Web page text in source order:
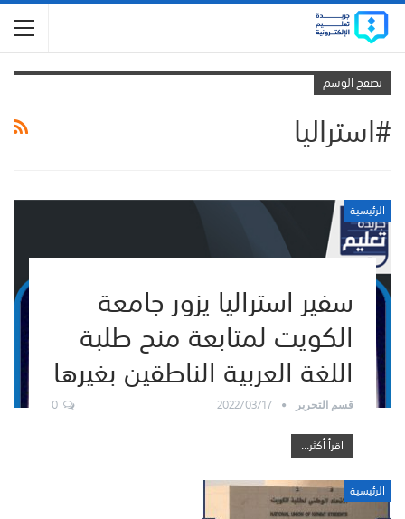
تصفح الوسم
#استراليا
الرئيسية
سفير استراليا يزور جامعة
الكويت لمتابعة منح طلبة
اللغة العربية الناطقين بغيرها
قسم التحرير 2022/03/17
0
اقرأ أكثر...
الرئيسية